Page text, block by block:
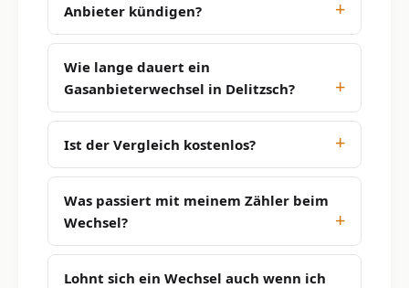
Anbieter kündigen?
Wie lange dauert ein
Gasanbieterwechsel in Delitzsch?
Ist der Vergleich kostenlos?
Was passiert mit meinem Zähler beim
Wechsel?
Lohnt sich ein Wechsel auch wenn ich